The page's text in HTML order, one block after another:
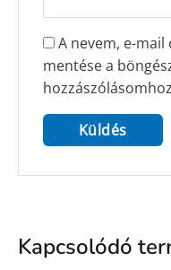
A nevem, e-
mentése a
Kapcsolódó